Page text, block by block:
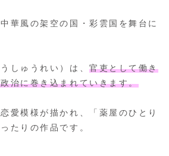
華風の架空の国・彩雲国を舞台に
しゅうれい）は、官吏として働き
治に巻き込まれていきます。
愛模様が描かれ、「薬屋のひとり
たりの作品です。